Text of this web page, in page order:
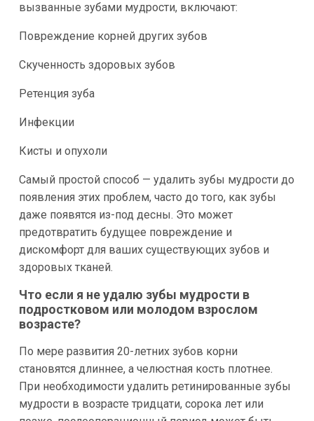
вызванные зубами мудрости, включают:
Повреждение корней других зубов
Скученность здоровых зубов
Ретенция зуба
Инфекции
Кисты и опухоли
Самый простой способ — удалить зубы мудрости до
появления этих проблем, часто до того, как зубы
даже появятся из-под десны. Это может
предотвратить будущее повреждение и
дискомфорт для ваших существующих зубов и
здоровых тканей.
Что если я не удалю зубы мудрости в
подростковом или молодом взрослом
возрасте?
По мере развития 20-летних зубов корни
становятся длиннее, а челюстная кость плотнее.
При необходимости удалить ретинированные зубы
мудрости в возрасте тридцати, сорока лет или